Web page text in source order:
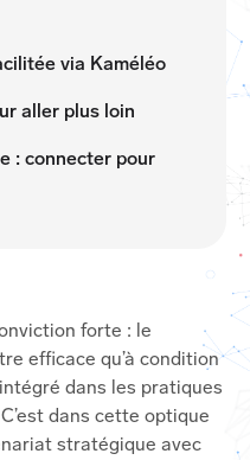
via Kaméléo
aller plus loin
: connecter pour
forte : le
efficace qu’à condition
dans les pratiques
dans cette optique
stratégique avec